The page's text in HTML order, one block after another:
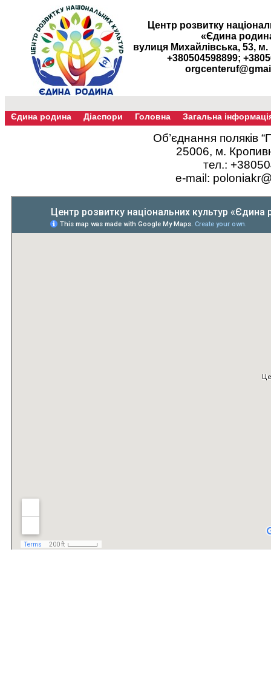
Центр розвитку
«Єдина
вулиця Михайлівська, 53,
+380504598899;
Єдина родина Діаспори Головна Загальна
Об’єднання поляків
25006, м.
тел.:
e-mail: